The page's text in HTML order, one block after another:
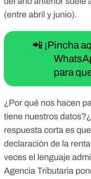
(entre abril y junio).
📲 ¡Pincha
para
¿Por qué nos hacen
tiene nuestros
respuesta corta es
declaración de la
veces el lenguaje
Agencia Tributaria